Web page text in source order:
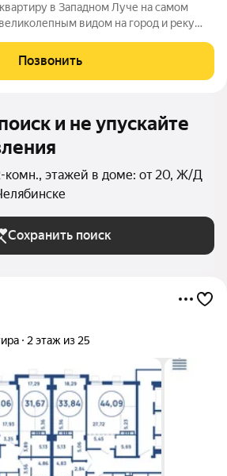
в Западном Луче на самом
видом на город и реку
утеплены и отделаны
Его можно
Позвонить
и не упускайте
комн., этажей в доме: от 20, Ж/Д
Сохранить поиск
2 этаж из 25